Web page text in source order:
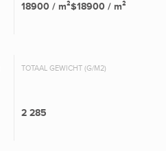
18900 / m²$18900 / m²
TOTAAL GEWICHT (G/M2)
2 285